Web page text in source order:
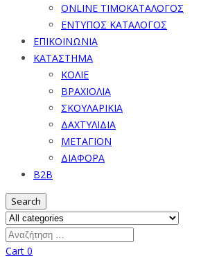
ONLINE ΤΙΜΟΚΑΤΑΛΟΓΟΣ
ΕΝΤΥΠΟΣ ΚΑΤΑΛΟΓΟΣ
ΕΠΙΚΟΙΝΩΝΙΑ
ΚΑΤΑΣΤΗΜΑ
ΚΟΛΙΕ
ΒΡΑΧΙΟΛΙΑ
ΣΚΟΥΛΑΡΙΚΙΑ
ΔΑΧΤΥΛΙΔΙΑ
ΜΕΤΑΓΙΟΝ
ΔΙΑΦΟΡΑ
B2B
Search
Cart 0